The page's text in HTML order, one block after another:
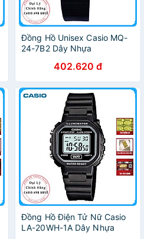
Đồng Hồ Unisex Casio MQ-
24-7B2 Dây Nhựa
402.620 đ
Đồng Hồ Điện Tử Nữ Casio
LA-20WH-1A Dây Nhựa